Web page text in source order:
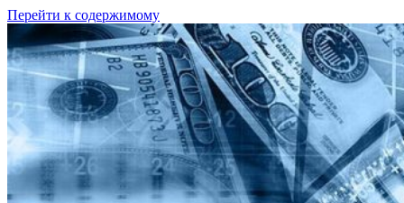
Перейти к содержимому